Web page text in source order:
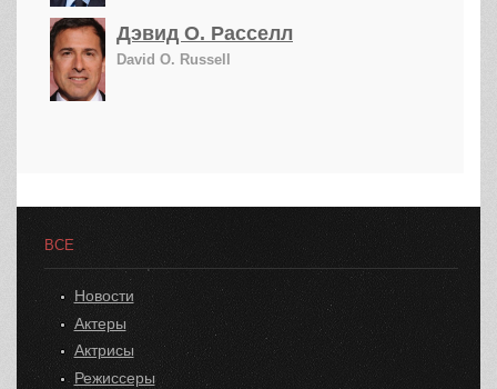
Дэвид О. Расселл
David O. Russell
ВСЕ
Новости
Актеры
Актрисы
Режиссеры